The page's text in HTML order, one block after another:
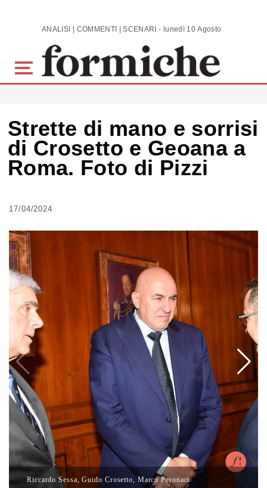
Skip to main content ANALISI | COMMENTI | SCENARI - lunedì 10 Agosto 2026
Strette di mano e sorrisi
di Crosetto e Geoana a
Roma. Foto di Pizzi
17/04/2024
Riccardo Sessa, Guido Crosetto, Marco Peronaci